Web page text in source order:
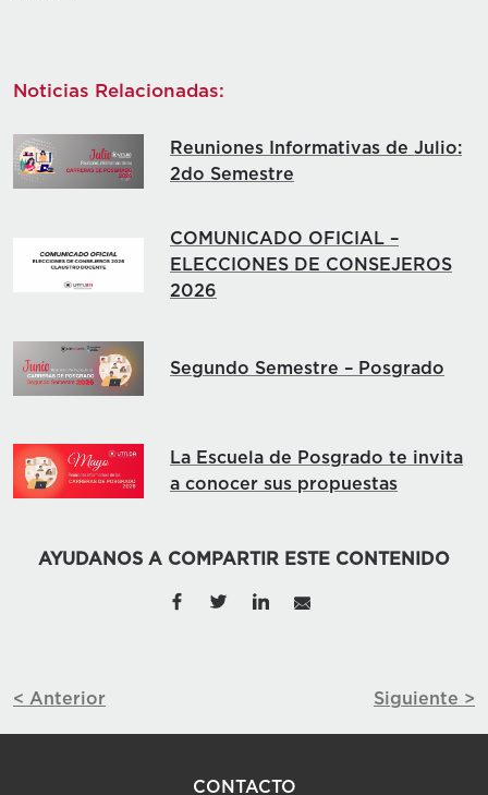
Noticias Relacionadas:
Reuniones Informativas de Julio:
2do Semestre
COMUNICADO OFICIAL –
ELECCIONES DE CONSEJEROS
2026
Segundo Semestre – Posgrado
La Escuela de Posgrado te invita
a conocer sus propuestas
AYUDANOS A COMPARTIR ESTE CONTENIDO
< Anterior Siguiente >
CONTACTO